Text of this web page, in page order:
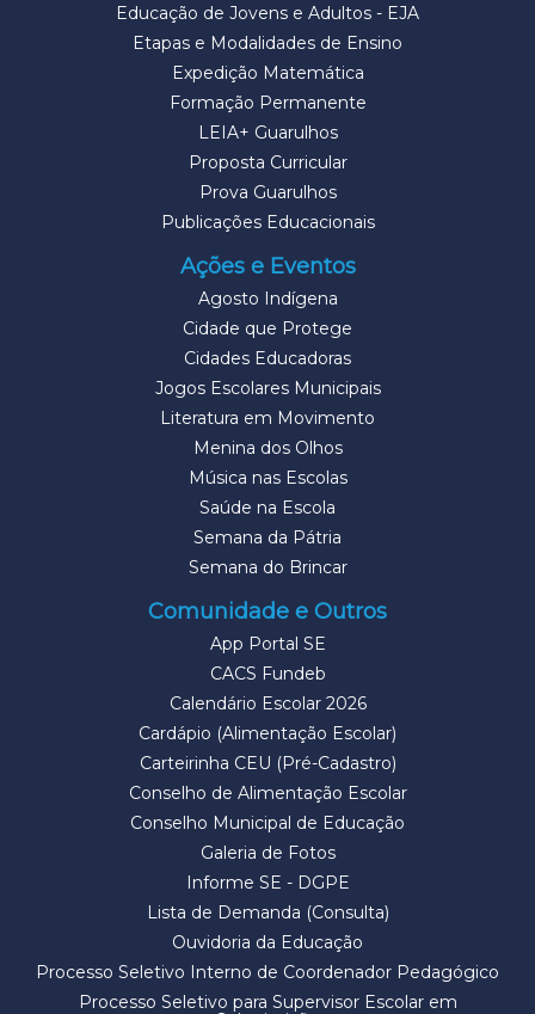
Educação de Jovens e Adultos - EJA
Etapas e Modalidades de Ensino
Expedição Matemática
Formação Permanente
LEIA+ Guarulhos
Proposta Curricular
Prova Guarulhos
Publicações Educacionais
Ações e Eventos
Agosto Indígena
Cidade que Protege
Cidades Educadoras
Jogos Escolares Municipais
Literatura em Movimento
Menina dos Olhos
Música nas Escolas
Saúde na Escola
Semana da Pátria
Semana do Brincar
Comunidade e Outros
App Portal SE
CACS Fundeb
Calendário Escolar 2026
Cardápio (Alimentação Escolar)
Carteirinha CEU (Pré-Cadastro)
Conselho de Alimentação Escolar
Conselho Municipal de Educação
Galeria de Fotos
Informe SE - DGPE
Lista de Demanda (Consulta)
Ouvidoria da Educação
Processo Seletivo Interno de Coordenador Pedagógico
Processo Seletivo para Supervisor Escolar em